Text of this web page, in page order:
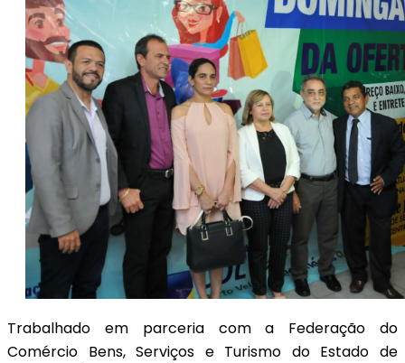
Trabalhado em parceria com a Federação do
Comércio Bens, Serviços e Turismo do Estado de